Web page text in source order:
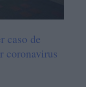
caso de
coronavirus